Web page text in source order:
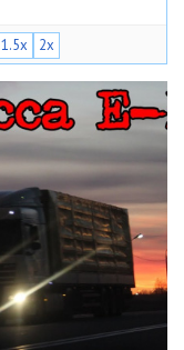
1.5x 2x